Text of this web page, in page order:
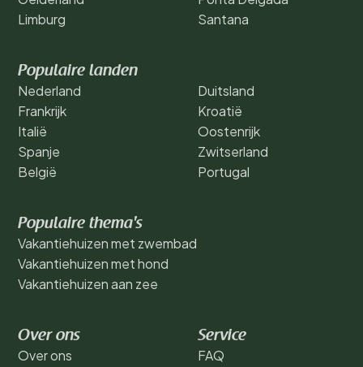
Limburg
Santana
Populaire landen
Nederland
Frankrijk
Italië
Spanje
België
Duitsland
Kroatië
Oostenrijk
Zwitserland
Portugal
Populaire thema's
Vakantiehuizen met zwembad
Vakantiehuizen met hond
Vakantiehuizen aan zee
Over ons
Over ons
Service
FAQ